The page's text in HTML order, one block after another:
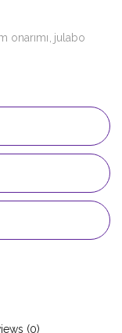
onarımı julabo
(0)